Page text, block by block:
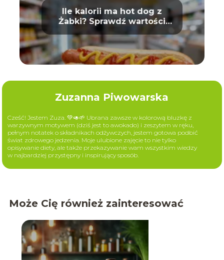
Ile kalorii ma hot dog z
Żabki? Sprawdź wartości
odżywcze
Zuzanna Piwowarska
Cześć! Jestem Zuza. 💚🥑🌱 Ubrana zawsze w kolorową bluzkę z
warzywnym motywem (dziś jest to awokado) i zeszytem w ręku,
pełnym notatek o składnikach odżywczych, jestem gotowa podbić
świat zdrowego jedzenia. Moje ulubione zajęcie to nie tylko
opisywanie diety, ale także przekazywanie wam wszystkim wiedzy
w najbardziej przystępny i inspirujący sposób.
Może Cię również zainteresować